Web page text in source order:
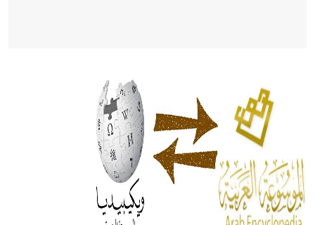
الحكم، الأدلة، تنظيم التغذية، ورسالته في جروح الرأس. ويعود
له الفضل بأنه حرر الطب من الدين والفلسفة.
- هل تعلم أن المرجان إفراز حيواني يتكون في البحر ويتركب
من مادة كربونات الكلسيوم، وهو أحمر أو شديد الحمرة وهو
أجود أنواعه، ويمتاز بكبر الحجم ويسمى الش